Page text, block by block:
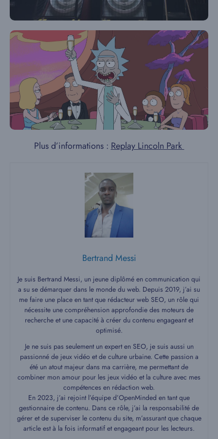
Plus d’informations : Replay Lincoln Park
Bertrand Messi
Je suis Bertrand Messi, un jeune diplômé en communication qui
a su se démarquer dans le monde du web. Depuis 2019, j’ai su
me faire une place en tant que rédacteur web SEO, un rôle qui
nécessite une compréhension approfondie des moteurs de
recherche et une capacité à créer du contenu engageant et
optimisé.
Je ne suis pas seulement un expert en SEO, je suis aussi un
passionné de jeux vidéo et de culture urbaine. Cette passion a
été un atout majeur dans ma carrière, me permettant de
combiner mon amour pour les jeux vidéo et la culture avec mes
compétences en rédaction web.
En 2023, j’ai rejoint l’équipe d’OpenMinded en tant que
gestionnaire de contenu. Dans ce rôle, j’ai la responsabilité de
gérer et de superviser le contenu du site, m’assurant que chaque
article est à la fois informatif et engageant pour les lecteurs.